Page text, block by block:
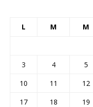
L M M
3
4 5
10
11 12
17
18 19